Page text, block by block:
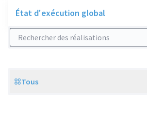
État d'exécution global
Rechercher des réalisations
Scope
Tous